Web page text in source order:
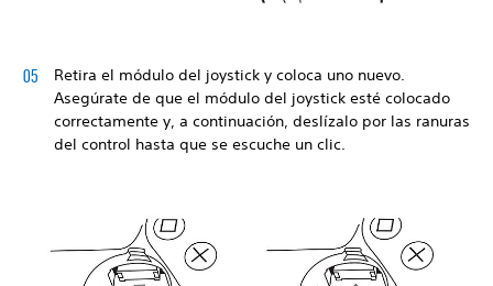
Retira el módulo del joystick y coloca uno nuevo.
Asegúrate de que el módulo del joystick esté colocado
correctamente y, a continuación, deslízalo por las ranuras
del control hasta que se escuche un clic.